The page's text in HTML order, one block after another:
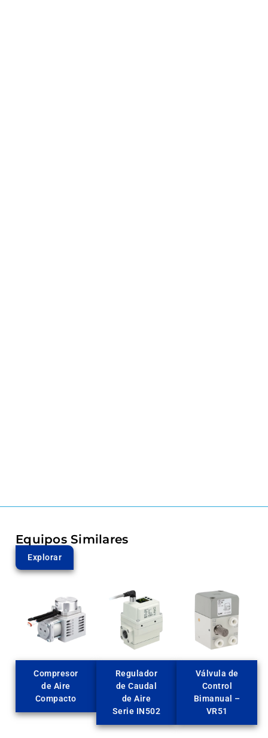
Equipos Similares
Explorar
Compresor
de Aire
Compacto
Regulador
de Caudal
de Aire
Serie IN502
Válvula de
Control
Bimanual –
VR51